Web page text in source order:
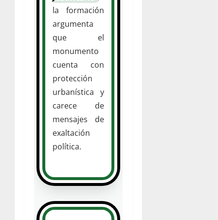
la formación
argumenta
que el
monumento
cuenta con
protección
urbanística y
carece de
mensajes de
exaltación
política.